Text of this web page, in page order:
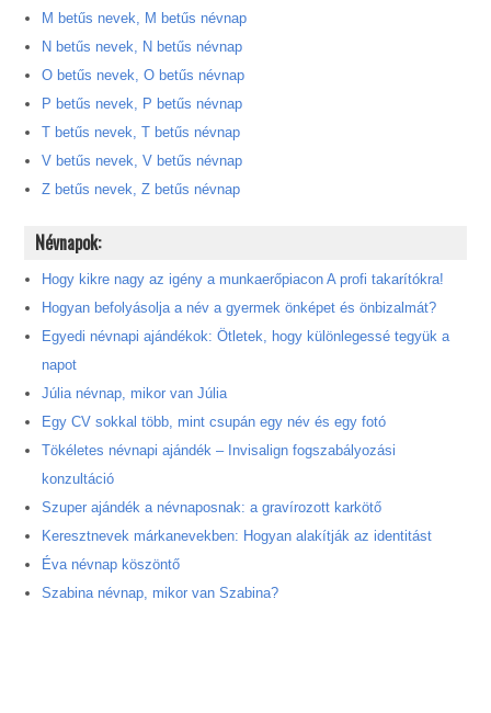
M betűs nevek, M betűs névnap
N betűs nevek, N betűs névnap
O betűs nevek, O betűs névnap
P betűs nevek, P betűs névnap
T betűs nevek, T betűs névnap
V betűs nevek, V betűs névnap
Z betűs nevek, Z betűs névnap
Névnapok:
Hogy kikre nagy az igény a munkaerőpiacon A profi takarítókra!
Hogyan befolyásolja a név a gyermek önképet és önbizalmát?
Egyedi névnapi ajándékok: Ötletek, hogy különlegessé tegyük a
napot
Júlia névnap, mikor van Júlia
Egy CV sokkal több, mint csupán egy név és egy fotó
Tökéletes névnapi ajándék – Invisalign fogszabályozási
konzultáció
Szuper ajándék a névnaposnak: a gravírozott karkötő
Keresztnevek márkanevekben: Hogyan alakítják az identitást
Éva névnap köszöntő
Szabina névnap, mikor van Szabina?